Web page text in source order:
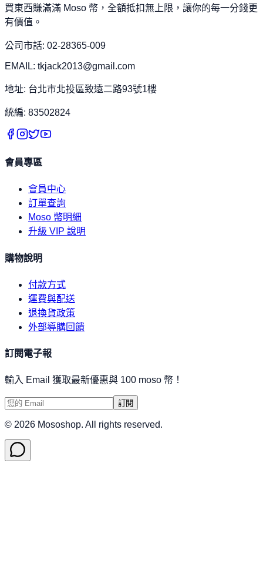
買東西賺滿滿 Moso 幣，全額抵扣無上限，讓你的每一分錢更
有價值。
公司市話: 02-28365-009
EMAIL: tkjack2013@gmail.com
地址: 台北市北投區致遠二路93號1樓
統編: 83502824
會員專區
會員中心
訂單查詢
Moso 幣明細
升級 VIP 說明
購物說明
付款方式
運費與配送
退換貨政策
外部導購回饋
訂閱電子報
輸入 Email 獲取最新優惠與 100 moso 幣！
訂閱
© 2026 Mososhop. All rights reserved.